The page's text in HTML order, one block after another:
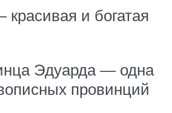
и богатая
Эдуарда — одна
провинций